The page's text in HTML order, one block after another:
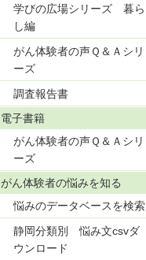
学びの広場シリーズ 暮ら
し編
がん体験者の声Ｑ＆Ａシリ
ーズ
調査報告書
電子書籍
がん体験者の声Ｑ＆Ａシリ
ーズ
がん体験者の悩みを知る
悩みのデータベースを検索
静岡分類別 悩み文csvダ
ウンロード